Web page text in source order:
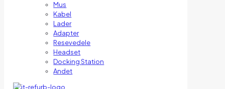
Mus
Kabel
Lader
Adapter
Resevedele
Headset
Docking Station
Andet